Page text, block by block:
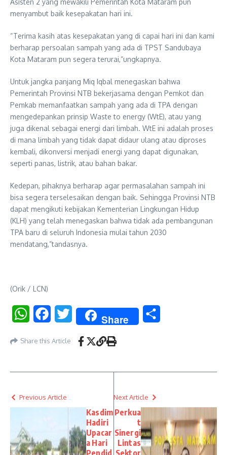
menyambut baik kesepakatan hari ini.
“Terima kasih atas kesepakatan yang di capai hari ini dan kami
berharap persoalan sampah yang ada di TPST Sandubaya
Kota Mataram pun segera terurai,”ungkapnya.
Untuk jangka panjang Miq Iqbal menegaskan bahwa
Pemerintah Provinsi NTB bekerjasama dengan Pemkot dan
Pemkab memanfaatkan sampah yang ada di TPA dengan
mengedepankan prinsip Waste to energy (WtE), atau yang
juga dikenal sebagai energi dari limbah. WtE ini adalah proses
di mana limbah yang tidak dapat didaur ulang atau diproses
kembali, dikonversi menjadi energi yang dapat digunakan,
seperti panas, listrik, atau bahan bakar.
Kedepan, pihaknya berharap agar permasalahan sampah ini
bisa segera terselesaikan dengan baik. Sehingga Provinsi NTB
dapat mengikuti kebijakan Kementerian Lingkungan Hidup
(KLH) yang telah menegaskan bahwa tidak ada pembangunan
TPA baru di seluruh Indonesia mulai tahun 2030
mendatang,”tandasnya.
(Orik / LCN)
WhatsAppFacebookTwitter Share
Share this Article
Previous Article
Kasdim
Hadiri
Upacar
a Hari
Pendid
Next Article
Perkua
t
Sinergi
Lintas
Sektor